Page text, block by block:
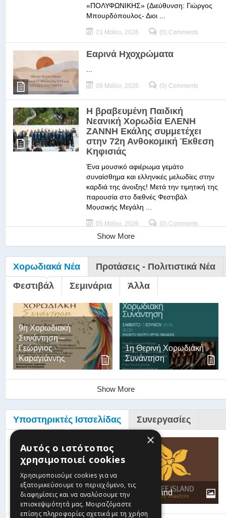
«ΠΟΛΥΦΩΝΙΚΗΣ» (Διεύθυνση: Γιώργος
Μπουρδόπουλος- Διοι ...
21 Μαΐου, 2026 (0) Comments
Εαρινά Ηχοχρώματα
08 Μαΐου, 2026 (0) Comments
Η βραβευμένη Παιδική
Νεανική Χορωδία ΕΛΕΝΗ
ΖΑΝΝΗ Εκάλης συμμετέχει
στην 72η Ανθοκομική Έκθεση
Κηφισιάς
Ένα μουσικό αφιέρωμα γεμάτο
συναίσθημα και ελληνικές μελωδίες στην
καρδιά της άνοιξης! Μετά την τιμητική της
παρουσία στο διεθνές Φεστιβάλ
Μουσικής Μεγάλη ...
05 Μαΐου, 2026 (0) Comments
Show More
Χορωδιακά Νέα
Προτάσεις - Πολιτιστικά Νέα
Φεστιβάλ
Σεμινάρια Άλλα
9η Χορωδιακή
Συνάντηση –
Γεώργιος
Καραγιάννης
1η Θερινή Χορωδιακή
Συνάντηση
Show More
Υποστηρικτές Ιστσελίδας Συνεργασίες
Βυζαντινή-
Παραδοσιακή
Χορωδία Θεόδωρος
Φωκαεύς
Coffee Island
×
Αυτός ο ιστότοπος
χρησιμοποιεί cookies
Χρησιμοποιούμε cookies για να
εξατομικεύσουμε το περιεχόμενο, τις
διαφημίσεις και να αναλύσουμε την
επισκεψιμότητά μας. Μοιραζόμαστε
επίσης πληροφορίες σχετικά με τη χρήση